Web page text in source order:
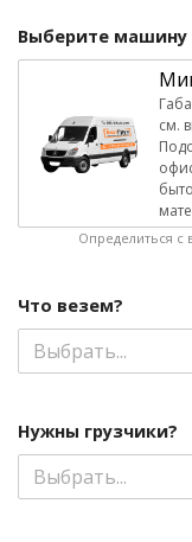
Выберите машину
см.
Определиться с
Что везем?
Выбрать...
Нужны грузчики?
Выбрать...